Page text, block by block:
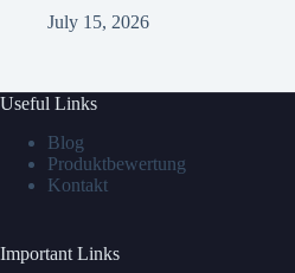
July 15, 2026
Useful Links
Blog
Produktbewertung
Kontakt
Important Links